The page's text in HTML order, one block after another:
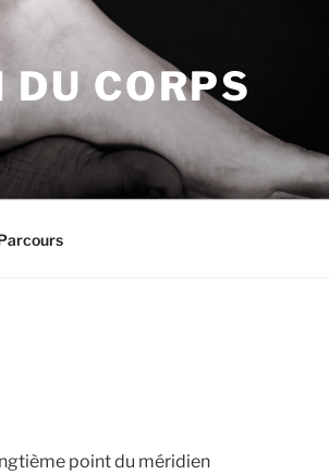
CORPS
point du méridien